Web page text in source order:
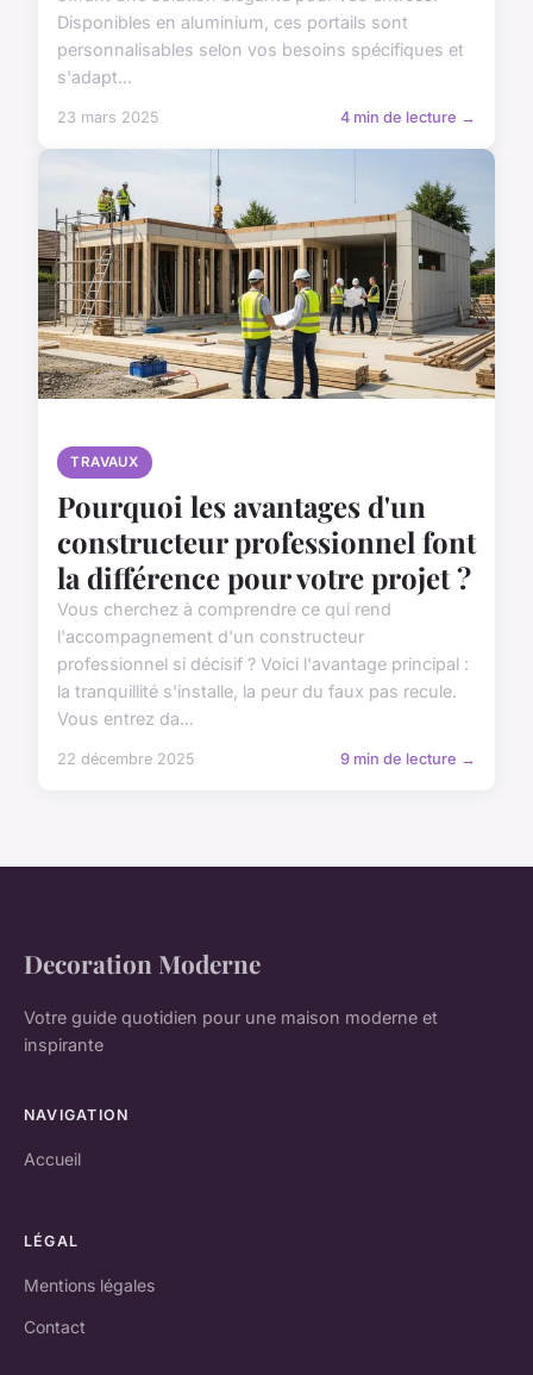
Disponibles en aluminium, ces portails sont
personnalisables selon vos besoins spécifiques et
s'adapt...
23 mars 2025 4 min de lecture →
TRAVAUX
Pourquoi les avantages d'un
constructeur professionnel font
la différence pour votre projet ?
Vous cherchez à comprendre ce qui rend
l'accompagnement d'un constructeur
professionnel si décisif ? Voici l'avantage principal :
la tranquillité s'installe, la peur du faux pas recule.
Vous entrez da...
22 décembre 2025 9 min de lecture →
Decoration Moderne
Votre guide quotidien pour une maison moderne et
inspirante
NAVIGATION
Accueil
LÉGAL
Mentions légales
Contact